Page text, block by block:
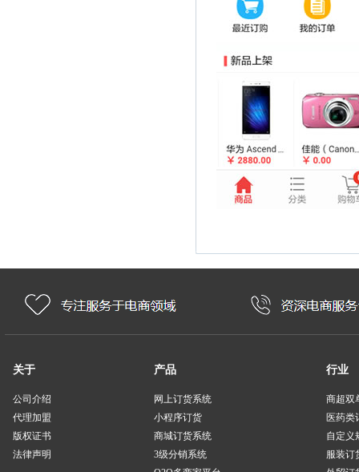
关于
公司介绍
代理加盟
版权证书
法律声明
产品
网上订货系统
小程序订货
商城订货系统
3级分销系统
行业
商超双
医药类
自定义
服装订